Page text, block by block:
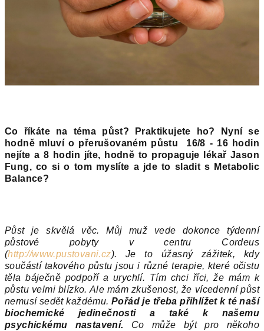
Co říkáte na téma půst? Praktikujete ho? Nyní se
hodně mluví o přerušovaném půstu 16/8 - 16 hodin
nejíte a 8 hodin jíte, hodně to propaguje lékař Jason
Fung, co si o tom myslíte a jde to sladit s Metabolic
Balance?
Půst je skvělá věc. Můj muž vede dokonce týdenní
půstové pobyty v centru Cordeus
(http://www.pustovani.cz). Je to úžasný zážitek, kdy
součástí takového půstu jsou i různé terapie, které očistu
těla báječně podpoří a urychlí. Tím chci říci, že mám k
půstu velmi blízko. Ale mám zkušenost, že vícedenní půst
nemusí sedět každému. Pořád je třeba přihlížet k té naší
biochemické jedinečnosti a také k našemu
psychickému nastavení. Co může být pro někoho